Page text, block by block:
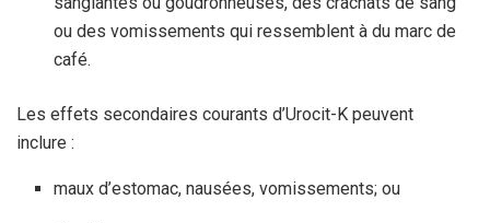
ou des vomissements qui ressemblent à du marc de
café.
Les effets secondaires courants d’Urocit-K peuvent
inclure :
maux d’estomac, nausées, vomissements; ou